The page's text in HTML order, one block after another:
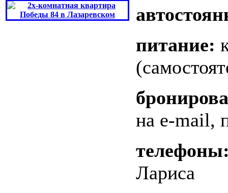
питание:
на e-mail,
Лариса